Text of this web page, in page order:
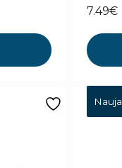
7.49€
Nauja